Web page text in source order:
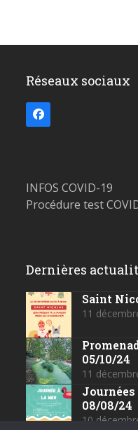
Réseaux sociaux
Facebook
INFOS COVID-19
Procédure test
Dernières
Saint
11
05/10/24
11
Journées
08/08/24
10